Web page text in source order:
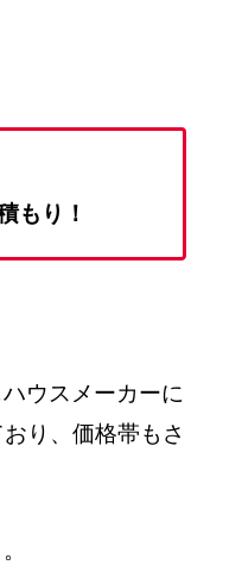
もり！
ウスメーカーに
り、価格帯もさ